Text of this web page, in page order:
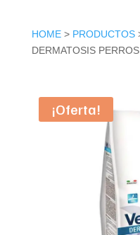
HOME> PRODUCTOS
DERMATOSIS PERROS
¡Oferta!